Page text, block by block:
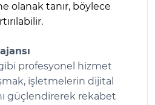
olanak tanır, böylece
profesyonel hizmet
işletmelerin dijital
güçlendirerek rekabet